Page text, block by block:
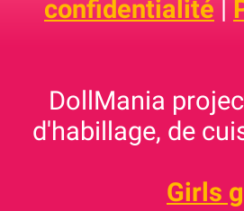
confidentialité |
DollMania
d'habillage, de
Girls